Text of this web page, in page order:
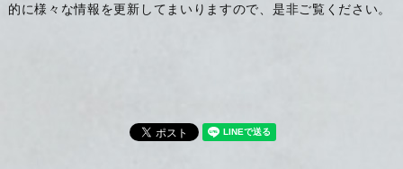
的に様々な情報を更新してまいりますので、是非ご覧ください。